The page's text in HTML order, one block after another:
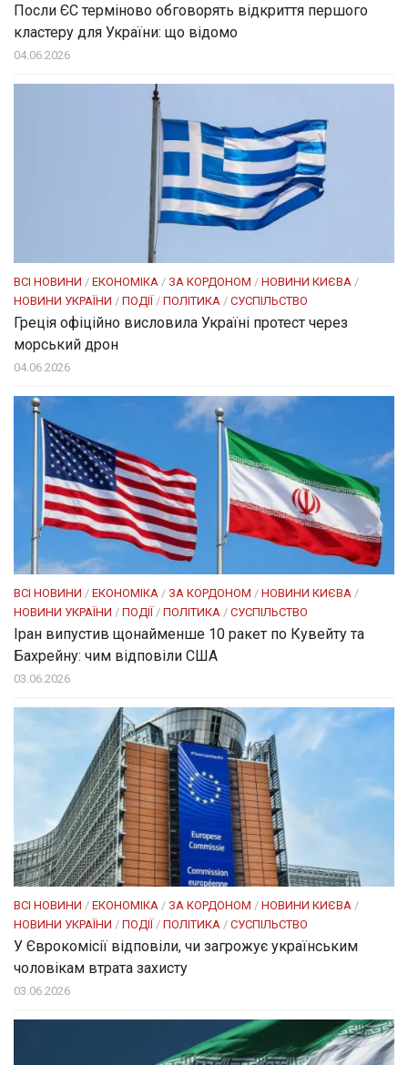
Посли ЄC терміново обговорять відкриття першого
кластеру для України: що відомо
04.06.2026
ВСІ НОВИНИ / ЕКОНОМІКА / ЗА КОРДОНОМ / НОВИНИ КИЄВА /
НОВИНИ УКРАЇНИ / ПОДІЇ/ ПОЛІТИКА / СУСПІЛЬСТВО
Греція офіційно висловила Україні протест через
морський дрон
04.06.2026
ВСІ НОВИНИ / ЕКОНОМІКА / ЗА КОРДОНОМ / НОВИНИ КИЄВА /
НОВИНИ УКРАЇНИ / ПОДІЇ / ПОЛІТИКА / СУСПІЛЬСТВО
Іран випустив щонайменше 10 ракет по Кувейту та
Бахрейну: чим відповіли США
03.06.2026
ВСІ НОВИНИ / ЕКОНОМІКА / ЗА КОРДОНОМ / НОВИНИ КИЄВА /
НОВИНИ УКРАЇНИ / ПОДІЇ / ПОЛІТИКА / СУСПІЛЬСТВО
У Єврокомісії відповіли, чи загрожує українським
чоловікам втрата захисту
03.06.2026